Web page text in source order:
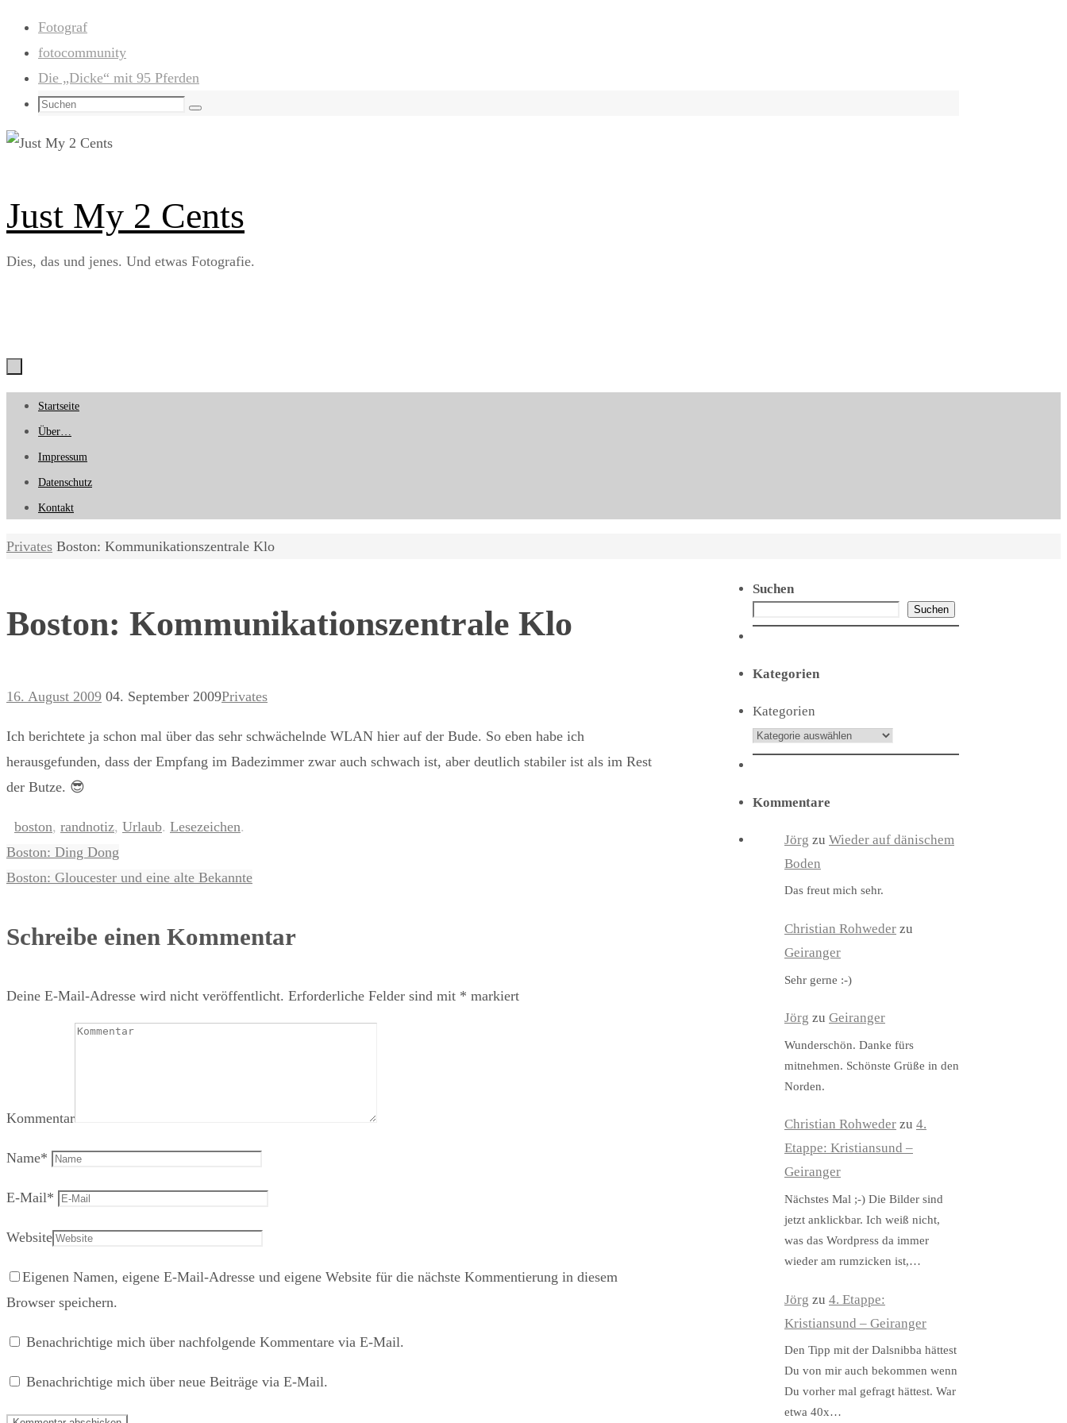
Zum
Inhalt
springen
Fotograf
fotocommunity
Die „Dicke“ mit 95 Pferden
Suchen
Suchen
Just My 2 Cents
Dies, das und jenes. Und etwas Fotografie.
Zum
Inhalt
springen
Startseite
Über…
Impressum
Datenschutz
Kontakt
Start
Privates Boston: Kommunikationszentrale Klo
Boston: Kommunikationszentrale Klo
16. August 2009 04. September 2009Privates
Ich berichtete ja schon mal über das sehr schwächelnde WLAN hier auf der Bude. So eben habe ich
herausgefunden, dass der Empfang im Badezimmer zwar auch schwach ist, aber deutlich stabiler ist als im Rest
der Butze. 😎
boston, randnotiz, Urlaub. Lesezeichen.
Boston: Ding Dong
Boston: Gloucester und eine alte Bekannte
Schreibe einen Kommentar
Deine E-Mail-Adresse wird nicht veröffentlicht. Erforderliche Felder sind mit * markiert
Kommentar
Name*
E-Mail*
Website
Eigenen Namen, eigene E-Mail-Adresse und eigene Website für die nächste Kommentierung in diesem
Browser speichern.
Benachrichtige mich über nachfolgende Kommentare via E-Mail.
Benachrichtige mich über neue Beiträge via E-Mail.
Suchen
Suchen
Kategorien
Kategorien
Kommentare
Jörg zu Wieder auf dänischem
Boden
Das freut mich sehr.
Christian Rohweder zu
Geiranger
Sehr gerne :-)
Jörg zu Geiranger
Wunderschön. Danke fürs
mitnehmen. Schönste Grüße in den
Norden.
Christian Rohweder zu 4.
Etappe: Kristiansund –
Geiranger
Nächstes Mal ;-) Die Bilder sind
jetzt anklickbar. Ich weiß nicht,
was das Wordpress da immer
wieder am rumzicken ist,…
Jörg zu 4. Etappe:
Kristiansund – Geiranger
Den Tipp mit der Dalsnibba hättest
Du von mir auch bekommen wenn
Du vorher mal gefragt hättest. War
etwa 40x…